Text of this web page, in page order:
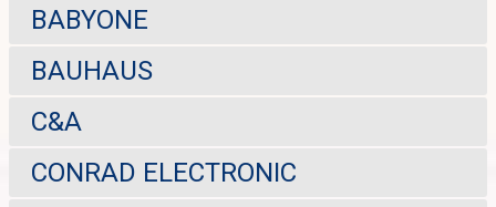
BABYONE
BAUHAUS
C&A
CONRAD ELECTRONIC